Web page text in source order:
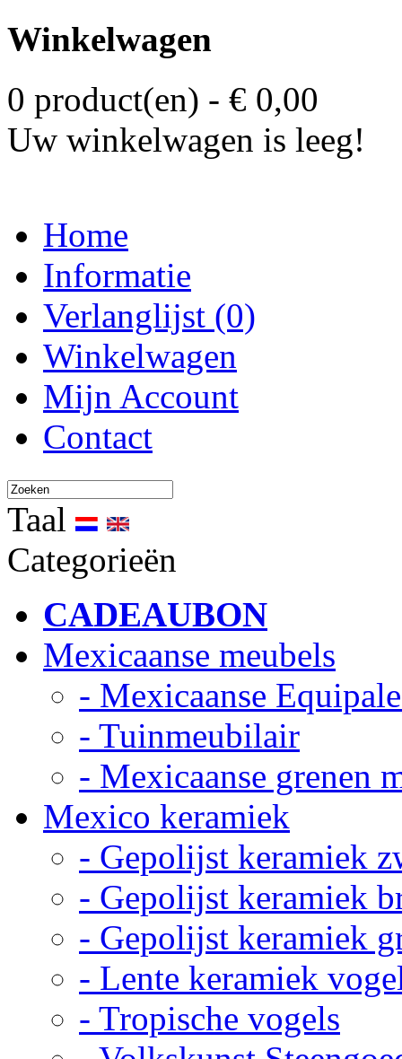
Winkelwagen
0 product(en) - € 0,00
Uw winkelwagen is leeg!
Home
Informatie
Verlanglijst (0)
Winkelwagen
Mijn Account
Contact
Taal
Categorieën
CADEAUBON
Mexicaanse meubels
- Mexicaanse
- Tuinmeubilair
- Mexicaanse grenen
Mexico keramiek
- Gepolijst keramiek
- Gepolijst keramiek
- Gepolijst keramiek
- Lente keramiek
- Tropische vogels